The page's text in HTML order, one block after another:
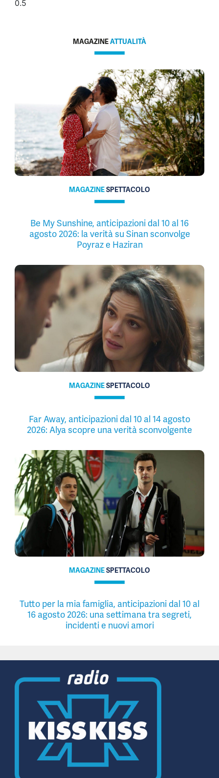
MAGAZINEATTUALITÀ
MAGAZINESPETTACOLO
Be My Sunshine, anticipazioni dal 10 al 16
agosto 2026: la verità su Sinan sconvolge
Poyraz e Haziran
MAGAZINESPETTACOLO
Far Away, anticipazioni dal 10 al 14 agosto
2026: Alya scopre una verità sconvolgente
MAGAZINESPETTACOLO
Tutto per la mia famiglia, anticipazioni dal 10 al
16 agosto 2026: una settimana tra segreti,
incidenti e nuovi amori